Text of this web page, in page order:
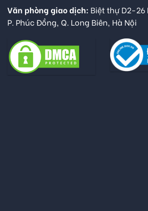
Văn phòng giao dịch: Biệt thự D2-26
P. Phúc Đồng, Q. Long Biên, Hà Nội